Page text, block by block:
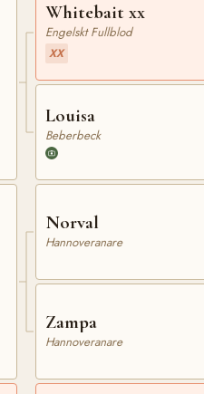
Whitebait xx
Engelskt Fullblod
XX
Louisa
Beberbeck
Norval
Hannoveranare
Zampa
Hannoveranare